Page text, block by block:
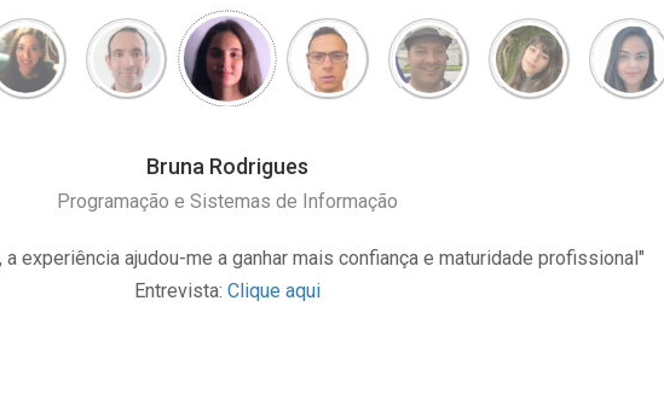
Bruna Rodrigues
Programação e Sistemas de Informação
a experiência ajudou-me a ganhar mais confiança e maturidade profissional"
Entrevista: Clique aqui